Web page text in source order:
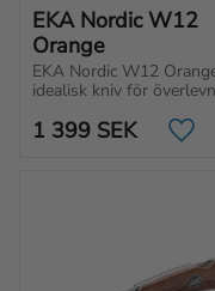
EKA Nordic W12
Orange
EKA Nordic W12
idealisk kniv för
mm blad med full
tuff användning och
1 399 SEK